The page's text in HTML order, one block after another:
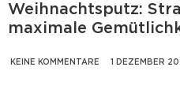
Weihnachtsputz:
maximale
KEINE KOMMENTARE 1 DEZEMBER